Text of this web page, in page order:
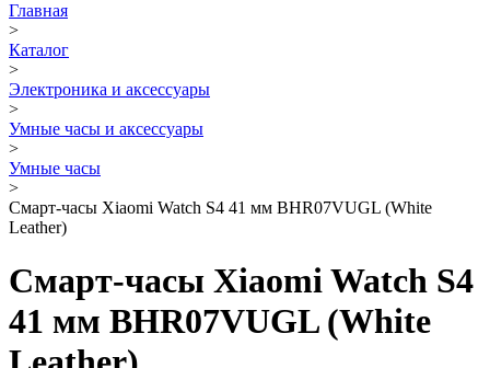
Главная
>
Каталог
>
Электроника и аксессуары
>
Умные часы и аксессуары
>
Умные часы
>
Смарт-часы Xiaomi Watch S4 41 мм BHR07VUGL (White
Leather)
Смарт-часы Xiaomi Watch S4
41 мм BHR07VUGL (White